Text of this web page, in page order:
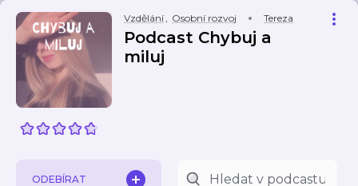
Vzdělání, Osobní rozvoj Tereza
Podcast Chybuj a
miluj
ODEBÍRAT